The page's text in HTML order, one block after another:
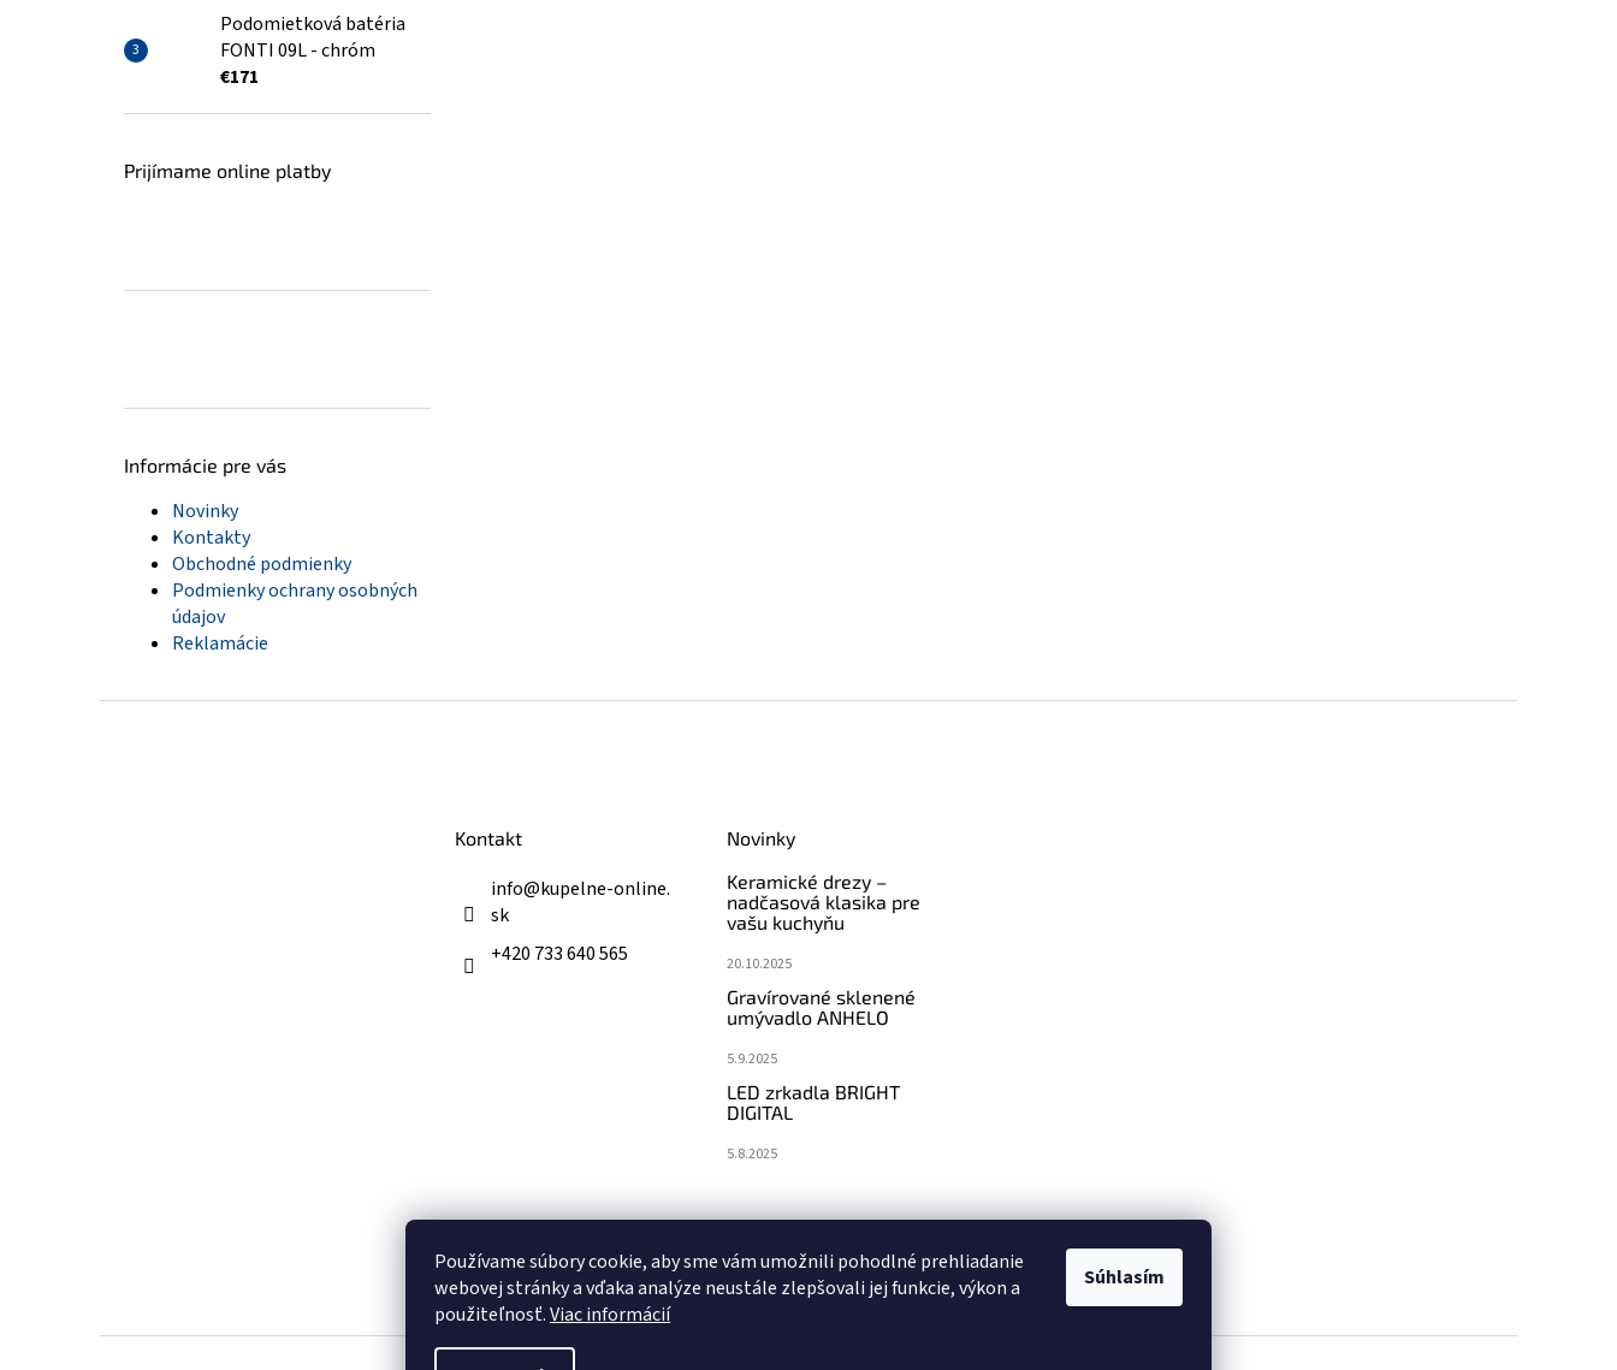
Používame súbory cookie, aby sme vám umožnili pohodlné prehliadanie
webovej stránky a vďaka analýze neustále zlepšovali jej funkcie, výkon a
použiteľnosť.Viac informácií
Súhlasím
Podomietková batéria
FONTI 09L - chróm
€171
Prijímame online platby
Informácie pre vás
Novinky
Kontakty
Obchodné podmienky
Podmienky ochrany osobných
údajov
Reklamácie
Kontakt
info@kupelne-online.
sk
+420 733 640 565
Novinky
Keramické drezy –
nadčasová klasika pre
vašu kuchyňu
20.10.2025
Gravírované sklenené
umývadlo ANHELO
5.9.2025
LED zrkadla BRIGHT
DIGITAL
5.8.2025